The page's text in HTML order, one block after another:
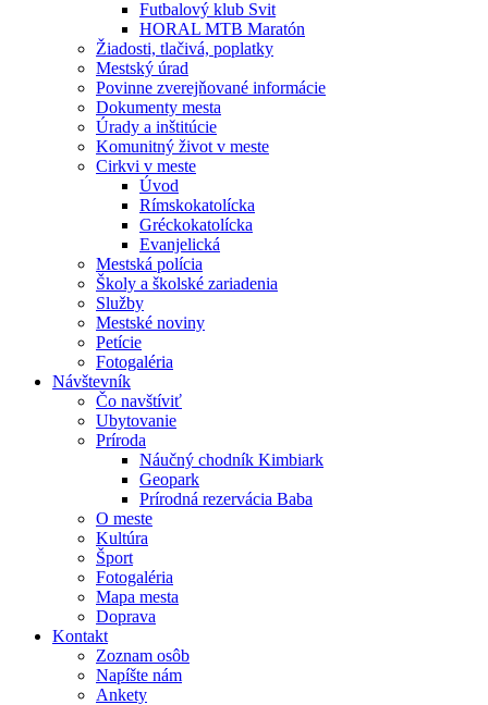
Futbalový klub Svit
HORAL MTB Maratón
Žiadosti, tlačivá, poplatky
Mestský úrad
Povinne zverejňované informácie
Dokumenty mesta
Úrady a inštitúcie
Komunitný život v meste
Cirkvi v meste
Úvod
Rímskokatolícka
Gréckokatolícka
Evanjelická
Mestská polícia
Školy a školské zariadenia
Služby
Mestské noviny
Petície
Fotogaléria
Návštevník
Čo navštíviť
Ubytovanie
Príroda
Náučný chodník Kimbiark
Geopark
Prírodná rezervácia Baba
O meste
Kultúra
Šport
Fotogaléria
Mapa mesta
Doprava
Kontakt
Zoznam osôb
Napíšte nám
Ankety